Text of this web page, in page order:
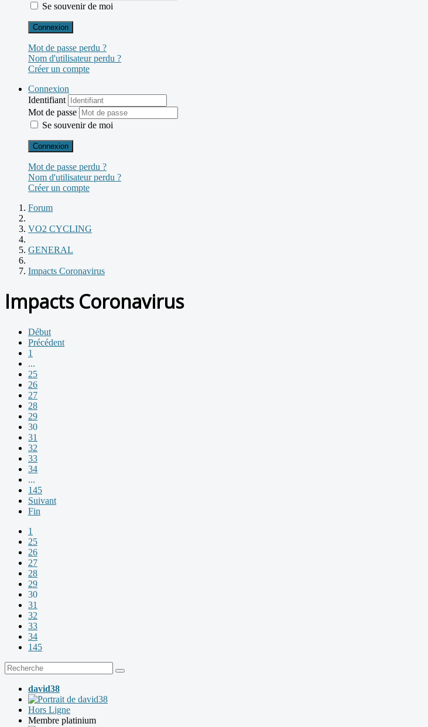
Se souvenir de moi
Connexion
Mot de passe perdu ?
Nom d'utilisateur perdu ?
Créer un compte
Connexion
Identifiant
Mot de passe
Se souvenir de moi
Connexion
Mot de passe perdu ?
Nom d'utilisateur perdu ?
Créer un compte
Forum
VO2 CYCLING
GENERAL
Impacts Coronavirus
Impacts Coronavirus
Début
Précédent
1
...
25
26
27
28
29
30
31
32
33
34
...
145
Suivant
Fin
1
25
26
27
28
29
30
31
32
33
34
145
david38
Hors Ligne
Membre platinium